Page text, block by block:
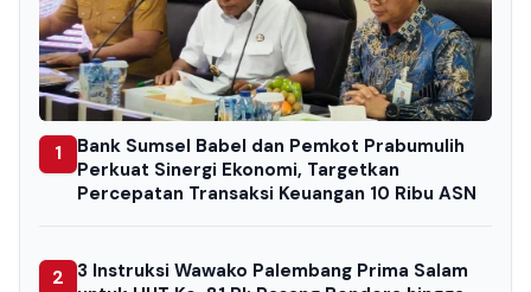
1
Bank Sumsel Babel dan Pemkot Prabumulih
Perkuat Sinergi Ekonomi, Targetkan
Percepatan Transaksi Keuangan 10 Ribu ASN
2
3 Instruksi Wawako Palembang Prima Salam